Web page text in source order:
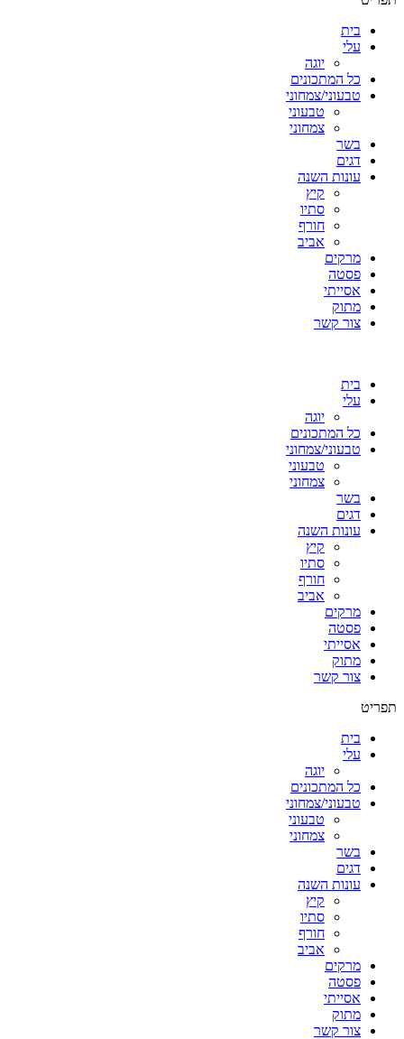
בית
עלי
יוגה
כל המתכונים
טבעוני/צמחוני
טבעוני
צמחוני
בשר
דגים
עונות השנה
קיץ
סתיו
חורף
אביב
מרקים
פסטה
אסייתי
מתוק
צור קשר
בית
עלי
יוגה
כל המתכונים
טבעוני/צמחוני
טבעוני
צמחוני
בשר
דגים
עונות השנה
קיץ
סתיו
חורף
אביב
מרקים
פסטה
אסייתי
מתוק
צור קשר
תפריט
בית
עלי
יוגה
כל המתכונים
טבעוני/צמחוני
טבעוני
צמחוני
בשר
דגים
עונות השנה
קיץ
סתיו
חורף
אביב
מרקים
פסטה
אסייתי
מתוק
צור קשר